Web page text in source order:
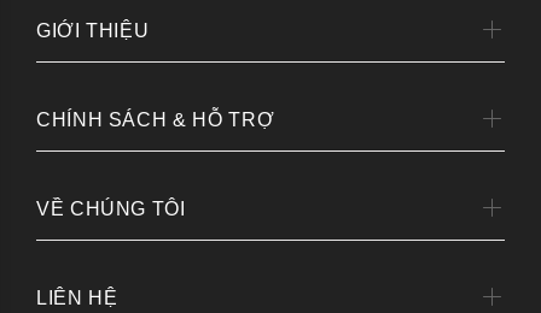
GIỚI THIỆU
CHÍNH SÁCH & HỖ TRỢ
VỀ CHÚNG TÔI
LIÊN HỆ